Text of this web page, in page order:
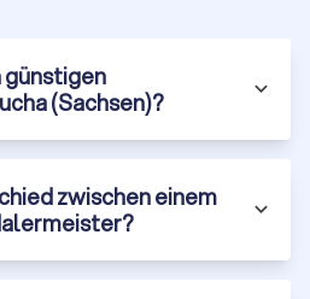
günstigen
(Sachsen)?
zwischen einem